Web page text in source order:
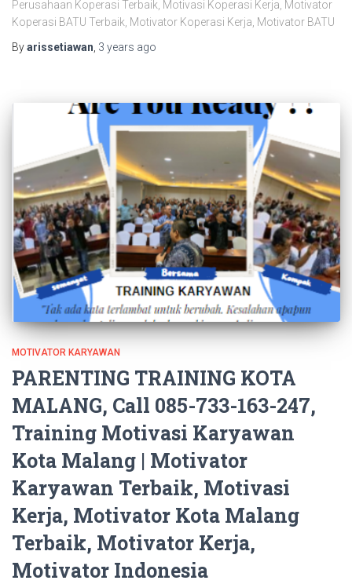
Perusahaan Koperasi Terbaik, Motivasi Koperasi Kerja, Motivator
Koperasi BATU Terbaik, Motivator Koperasi Kerja, Motivator BATU
Byarissetiawan 3 years ago
MOTIVATOR KARYAWAN
PARENTING TRAINING KOTA
MALANG, Call 085-733-163-247,
Training Motivasi Karyawan
Kota Malang | Motivator
Karyawan Terbaik, Motivasi
Kerja, Motivator Kota Malang
Terbaik, Motivator Kerja,
Motivator Indonesia